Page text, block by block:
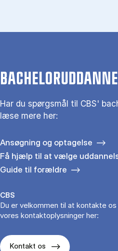
Har du spørgsmål til CBS'
læse mere her:
Ansøgning og optagelse
Få hjælp til at vælge
Guide til forældre
CBS
Du er velkommen til at kontakte
vores kontaktoplysninger her:
Kontakt os